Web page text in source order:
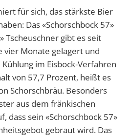
für sich, das stärkste Bier
Das «Schorschbock 57»
Tscheuschner gibt es seit
vier Monate gelagert und
im Eisbock-Verfahren
von 57,7 Prozent, heißt es
Schorschbräu. Besonders
aus dem fränkischen
dass sein «Schorschbock 57»
gebraut wird. Das